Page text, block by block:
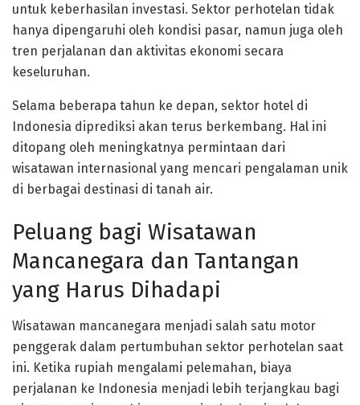
untuk keberhasilan investasi. Sektor perhotelan tidak
hanya dipengaruhi oleh kondisi pasar, namun juga oleh
tren perjalanan dan aktivitas ekonomi secara
keseluruhan.
Selama beberapa tahun ke depan, sektor hotel di
Indonesia diprediksi akan terus berkembang. Hal ini
ditopang oleh meningkatnya permintaan dari
wisatawan internasional yang mencari pengalaman unik
di berbagai destinasi di tanah air.
Peluang bagi Wisatawan
Mancanegara dan Tantangan
yang Harus Dihadapi
Wisatawan mancanegara menjadi salah satu motor
penggerak dalam pertumbuhan sektor perhotelan saat
ini. Ketika rupiah mengalami pelemahan, biaya
perjalanan ke Indonesia menjadi lebih terjangkau bagi